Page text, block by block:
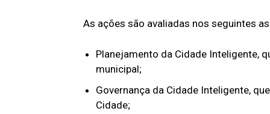
As ações são avaliadas nos seguintes
Planejamento da Cidade Inteligente,
municipal;
Governança da Cidade Inteligente,
Cidade;